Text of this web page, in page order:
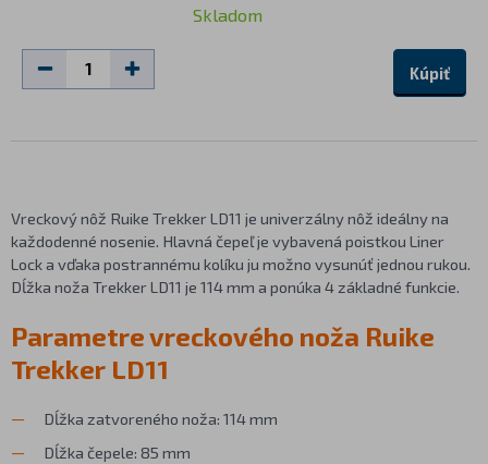
Skladom
Kúpiť
Vreckový nôž Ruike Trekker LD11 je univerzálny nôž ideálny na
každodenné nosenie. Hlavná čepeľ je vybavená poistkou Liner
Lock a vďaka postrannému kolíku ju možno vysunúť jednou rukou.
Dĺžka noža Trekker LD11 je 114 mm a ponúka 4 základné funkcie.
Parametre vreckového noža Ruike
Trekker LD11
Dĺžka zatvoreného noža: 114 mm
Dĺžka čepele: 85 mm